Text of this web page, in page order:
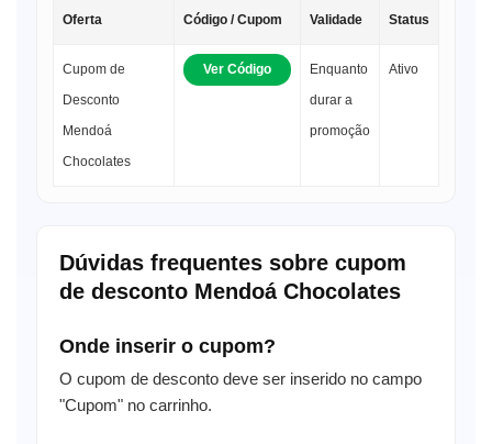
Oferta Código / Cupom Validade Status
Cupom de
Desconto
Mendoá
Chocolates
Ver Código
Enquanto
durar a
promoção
Ativo
Dúvidas frequentes sobre cupom
de desconto Mendoá Chocolates
Onde inserir o cupom?
O cupom de desconto deve ser inserido no campo
"Cupom" no carrinho.